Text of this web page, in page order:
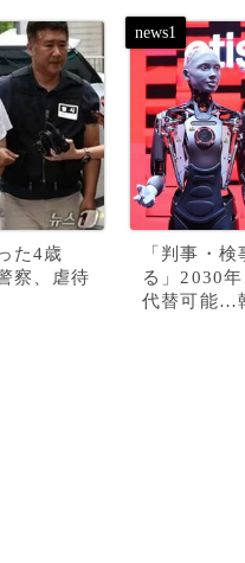
た4歳
察、虐待
「判事・
る」2030
代替可能…